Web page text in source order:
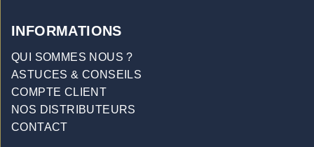
INFORMATIONS
QUI SOMMES NOUS ?
ASTUCES & CONSEILS
COMPTE CLIENT
NOS DISTRIBUTEURS
CONTACT